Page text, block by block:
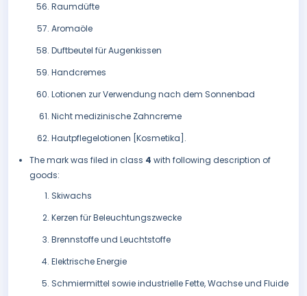
Raumdüfte
Aromaöle
Duftbeutel für Augenkissen
Handcremes
Lotionen zur Verwendung nach dem Sonnenbad
Nicht medizinische Zahncreme
Hautpflegelotionen [Kosmetika].
The mark was filed in class 4 with following description of
goods:
Skiwachs
Kerzen für Beleuchtungszwecke
Brennstoffe und Leuchtstoffe
Elektrische Energie
Schmiermittel sowie industrielle Fette, Wachse und Fluide